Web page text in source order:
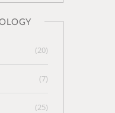
(20)
(7)
(25)